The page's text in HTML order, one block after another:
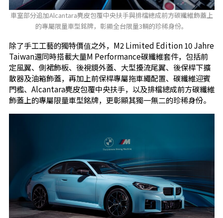
車室部分追加Alcantara麂皮包覆中央扶手與排檔總成前方碳纖維飾蓋上
的專屬限量車型銘牌，彰顯全台限量3輛的珍稀身份。
除了手工工藝的獨特價值之外，M2 Limited Edition 10 Jahre
Taiwan還同時搭載大量M Performance碳纖維套件，包括前
定風翼、側裙飾板、後視鏡外蓋、大型擾流尾翼、後保桿下擴
散器及油箱飾蓋，再加上前保桿專屬拖車繩配置、碳纖維迎賓
門檻、Alcantara麂皮包覆中央扶手，以及排檔總成前方碳纖維
飾蓋上的專屬限量車型銘牌，更彰顯其獨一無二的珍稀身份。